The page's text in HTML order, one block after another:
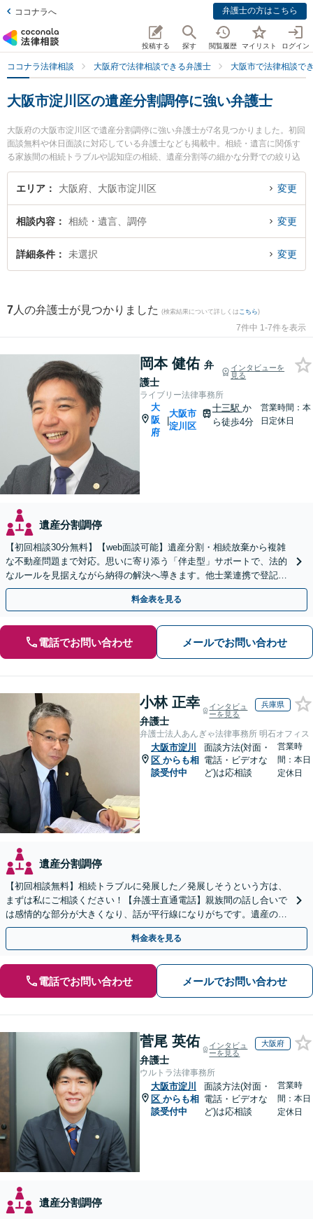
ココナラへ 弁護士の方はこちら
投稿する 探す 閲覧履歴 マイリスト ログイン
ココナラ法律相談 大阪府で法律相談できる弁護士 大阪市で法律相談で
大阪市淀川区の遺産分割調停に強い弁護士
大阪府の大阪市淀川区で遺産分割調停に強い弁護士が7名見つかりました。初回
面談無料や休日面談に対応している弁護士なども掲載中。相続・遺言に関係す
る家族間の相続トラブルや認知症の相続、遺産分割等の細かな分野での絞り込
み検索もでき便利です。特にライブリー法律事務所の岡本 健佑弁護士や金城・
清水法律会計事務所の金城 雄真弁護士、ゆうき法律事務所の結城 圭一弁護士の
たい』『遺産分割調停のトラブル解決の実績豊富な近くの弁護士を検索した
い』『初回相談無料で遺産分割調停を法律相談できる大阪市淀川区内の弁護士
に相談予約したい』などでお困りの相談者さんにおすすめです。
エリア 大阪府、大阪市淀川区 変更
相談内容 相続・遺言、調停 変更
詳細条件 未選択 変更
7 人の弁護士が見つかりました (検索結果について詳しくは こちら)
7件中 1-7件を表示
岡本 健佑 弁
護士
インタビューを
見る
ライブリー法律事務所
大
阪
府
|
大阪市
淀川区
十三駅 か
ら徒歩4分
営業時間：本
日定休日
遺産分割調停
【初回相談30分無料】【web面談可能】遺産分割・相続放棄から複雑
な不動産問題まで対応。思いに寄り添う「伴走型」サポートで、法的
なルールを見据えながら納得の解決へ導きます。他士業連携で登記ト
ラブルもお任せを。何でもお気軽にお話しください。
料金表を見る
電話でお問い合わせ メールでお問い合わせ
小林 正幸
弁護士
インタビュ
ーを見る
兵庫県
弁護士法人あんぎゃ法律事務所 明石オフィス
大阪市淀川
区 からも相
談受付中
面談方法(対面・
電話・ビデオな
ど)は応相談
営業時
間：本日
定休日
遺産分割調停
【初回相談無料】相続トラブルに発展した／発展しそうという方は、
まずは私にご相談ください！【弁護士直通電話】親族間の話し合いで
は感情的な部分が大きくなり、話が平行線になりがちです。遺産の使
い込みもご相談ください。泥沼化する前にお電話ください。
料金表を見る
電話でお問い合わせ メールでお問い合わせ
菅尾 英佑
弁護士
インタビュ
ーを見る
大阪府
ウルトラ法律事務所
大阪市淀川
区 からも相
談受付中
面談方法(対面・
電話・ビデオな
ど)は応相談
営業時
間：本日
定休日
遺産分割調停